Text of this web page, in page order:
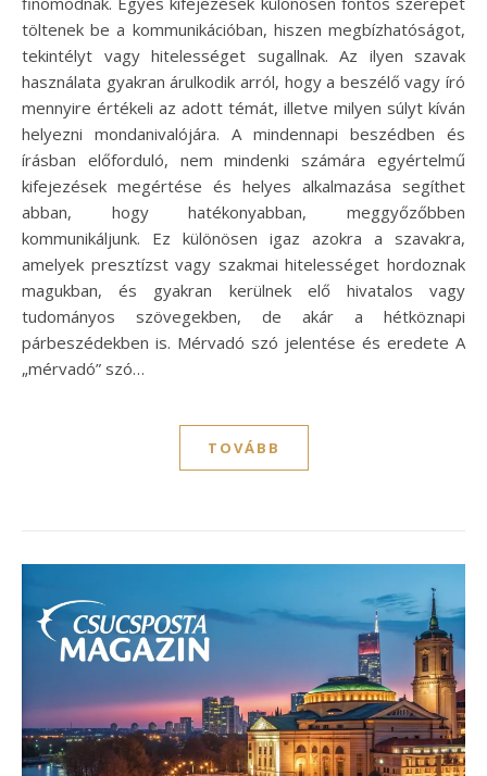
töltenek be a kommunikációban, hiszen megbízhatóságot,
tekintélyt vagy hitelességet sugallnak. Az ilyen szavak
használata gyakran árulkodik arról, hogy a beszélő vagy író
mennyire értékeli az adott témát, illetve milyen súlyt kíván
helyezni mondanivalójára. A mindennapi beszédben és
írásban előforduló, nem mindenki számára egyértelmű
kifejezések megértése és helyes alkalmazása segíthet
abban, hogy hatékonyabban, meggyőzőbben
kommunikáljunk. Ez különösen igaz azokra a szavakra,
amelyek presztízst vagy szakmai hitelességet hordoznak
magukban, és gyakran kerülnek elő hivatalos vagy
tudományos szövegekben, de akár a hétköznapi
párbeszédekben is. Mérvadó szó jelentése és eredete A
„mérvadó” szó…
TOVÁBB